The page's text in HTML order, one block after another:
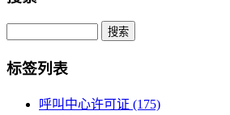
Search
标签列表
呼叫中心许可证 (175)